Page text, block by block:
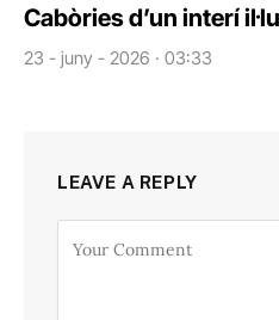
Cabòries d’un interí
23 - juny - 2026 · 03:33
LEAVE A REPLY